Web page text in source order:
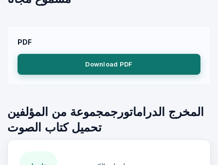
PDF
Download PDF
المخرج الدراماتورجمجموعة من المؤلفين
تحميل كتاب الصوت